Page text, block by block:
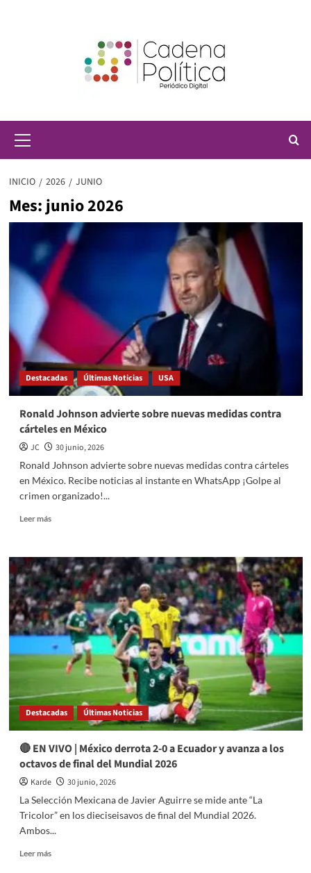
principal
INICIO 2026 JUNIO
Mes:junio 2026
Destacadas Últimas Noticias USA
Ronald Johnson advierte sobre nuevas medidas contra
cárteles en México
JC
30 junio, 2026
Ronald Johnson advierte sobre nuevas medidas contra cárteles
en México. Recibe noticias al instante en WhatsApp ¡Golpe al
crimen organizado!...
Leer másRead
Ronald
Johnson
advierte
sobre
nuevas
medidas
contra
cárteles
en
México
Destacadas Últimas Noticias
🔴 EN VIVO | México derrota 2-0 a Ecuador y avanza a los
octavos de final del Mundial 2026
Karde
30 junio, 2026
La Selección Mexicana de Javier Aguirre se mide ante “La
Tricolor” en los dieciseisavos de final del Mundial 2026.
Ambos...
Leer másRead